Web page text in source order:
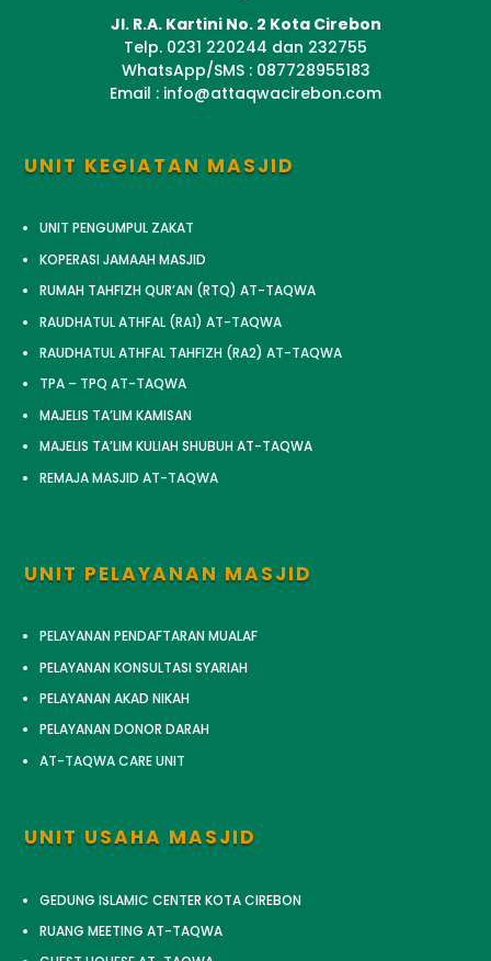
Jl. R.A. Kartini No. 2 Kota Cirebon
Telp. 0231 220244 dan 232755
WhatsApp/SMS : 087728955183
Email : info@attaqwacirebon.com
UNIT KEGIATAN MASJID
UNIT PENGUMPUL ZAKAT
KOPERASI JAMAAH MASJID
RUMAH TAHFIZH QUR’AN (RTQ) AT-TAQWA
RAUDHATUL ATHFAL (RA1) AT-TAQWA
RAUDHATUL ATHFAL TAHFIZH (RA2) AT-TAQWA
TPA – TPQ AT-TAQWA
MAJELIS TA’LIM KAMISAN
MAJELIS TA’LIM KULIAH SHUBUH AT-TAQWA
REMAJA MASJID AT-TAQWA
UNIT PELAYANAN MASJID
PELAYANAN PENDAFTARAN MUALAF
PELAYANAN KONSULTASI SYARIAH
PELAYANAN AKAD NIKAH
PELAYANAN DONOR DARAH
AT-TAQWA CARE UNIT
UNIT USAHA MASJID
GEDUNG ISLAMIC CENTER KOTA CIREBON
RUANG MEETING AT-TAQWA